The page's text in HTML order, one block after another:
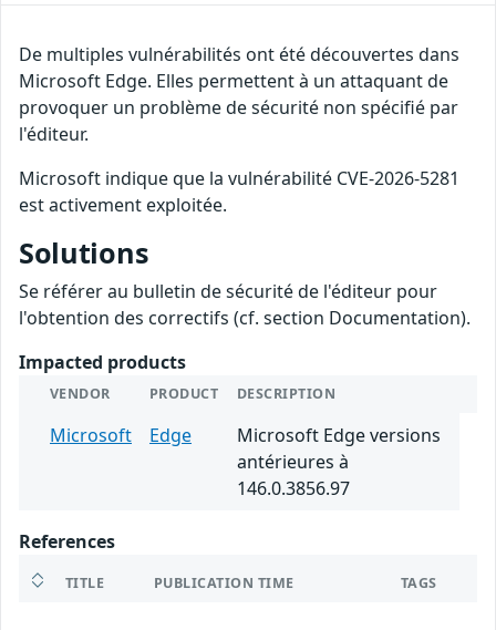
De multiples vulnérabilités ont été découvertes dans
Microsoft Edge. Elles permettent à un attaquant de
provoquer un problème de sécurité non spécifié par
l'éditeur.
Microsoft indique que la vulnérabilité CVE-2026-5281
est activement exploitée.
Solutions
Se référer au bulletin de sécurité de l'éditeur pour
l'obtention des correctifs (cf. section Documentation).
Impacted products
VENDOR PRODUCT DESCRIPTION
Microsoft Edge
Microsoft Edge versions
antérieures à
146.0.3856.97
References
TITLE PUBLICATION TIME TAGS